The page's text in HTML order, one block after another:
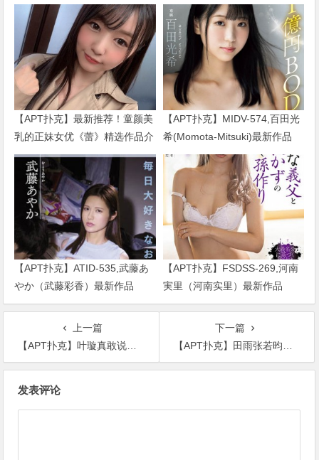
【APT扑克】最新推荐！童颜美
乳的正妹女优《蕾》精选作品介
绍……
【APT扑克】MIDV-574,百田光
希(Momota-Mitsuki)最新作品
2024/01/02发布！
【APT扑克】ATID-535,武藤あ
やか（武藤彩香）最新作品
2023/01/19发布！
【APT扑克】FSDSS-269,河南
実里（河南实里）最新作品
2021-08-26发布！
上一篇
【APT扑克】叶璇真敢说！称《浪姐》嘉宾是“大妈”，网友：难怪浪姐没请她
下一篇
【APT扑克】田雨张若昀电影《问道》再次合体，口碑能否超越《庆余年》？
发表评论